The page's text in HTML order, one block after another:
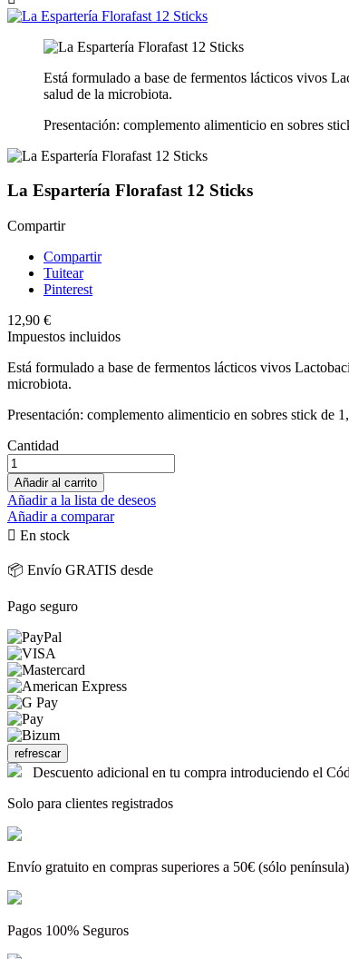
Está formulado a base de fermentos lácticos vivos
salud de la microbiota.
Presentación: complemento alimenticio en sobres
La Espartería Florafast 12 Sticks
Compartir
Compartir
Tuitear
Pinterest
12,90 €
Impuestos incluidos
Está formulado a base de fermentos lácticos vivos
microbiota.
Presentación: complemento alimenticio en sobres stick de
Cantidad
Añadir al carrito
Añadir a la lista de deseos
Añadir a comparar
 En stock
📦 Envío GRATIS desde
Pago seguro
Descuento adicional en tu compra introduciendo el
Solo para clientes registrados
Envío gratuito en compras superiores a 50€ (sólo
Pagos 100% Seguros